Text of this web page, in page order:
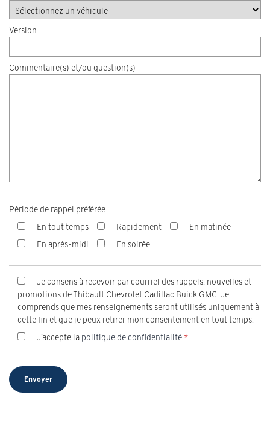
Version
Commentaire(s) et/ou question(s)
Période de rappel préférée
En tout temps
Rapidement
En matinée
En après-midi
En soirée
Je consens à recevoir par courriel des rappels, nouvelles et
promotions de Thibault Chevrolet Cadillac Buick GMC. Je
comprends que mes renseignements seront utilisés uniquement à
cette fin et que je peux retirer mon consentement en tout temps.
J’accepte la politique de confidentialité *.